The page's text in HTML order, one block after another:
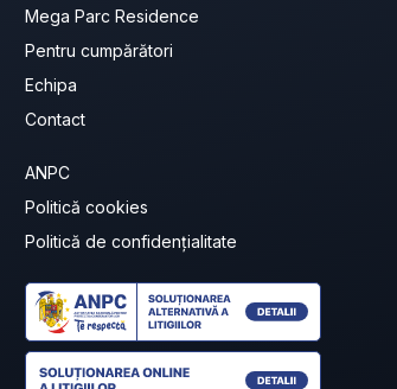
Mega Parc Residence
Pentru cumpărători
Echipa
Contact
ANPC
Politică cookies
Politică de confidențialitate